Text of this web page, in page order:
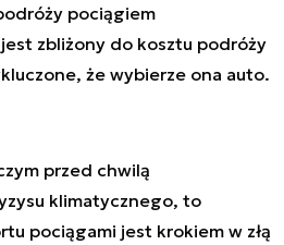
pociągiem
zbliżony do kosztu podróży
że wybierze ona auto.
przed chwilą
klimatycznego, to
pociągami jest krokiem w złą